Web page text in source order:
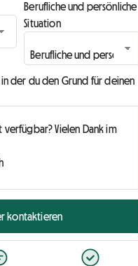
Berufliche und persönliche
Situation
in der du den Grund für deinen
kontaktieren